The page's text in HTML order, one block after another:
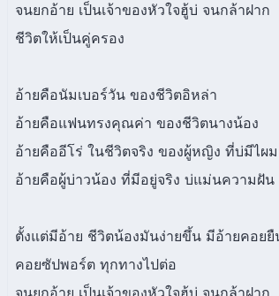
จนยกอ้าย เป็นเจ้าของหัวใจฮู้บ่ จนกล้าฝาก
ชีวิตให้เป็นคู่ครอง
อ้ายคือนัมเบอร์วัน ของชีวิตอิหล่า
อ้ายคือแฟนทรงคุณค่า ของชีวิตนางน้อง
อ้ายคืออีโร่ ในชีวิตจริง ของผู้หญิง ที่บ่มีไผ
อ้ายคือผู้บ่าวน้อง ที่มีอยู่จริง บ่แม่นความฝัน
ตั้งแต่มีอ้าย ชีวิตน้องมันง่ายขึ้น มีอ้ายคอยยื
คอยซัปพอร์ต ทุกทางไปต่อ
จนยกอ้าย เป็นเจ้าของหัวใจฮู้บ่ จนกล้าฝาก